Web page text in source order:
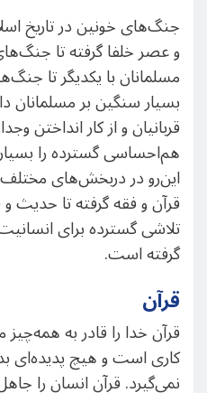
جنگ‌های خونین در تاریخ
و عصر خلفا گرفته تا
مسلمانان با یکدیگر تا
بسیار سنگین بر مسلمانان
قربانیان و از کار انداختن
هم‌احساسی گسترده را
این‌رو در دربخش‌های
قرآن و فقه گرفته تا حدیث
تلاشی گسترده برای
گرفته است.
قرآن
قرآن خدا را قادر به
کاری است و هیچ پدیده‌ای
نمی‌گیرد. قرآن انسان را